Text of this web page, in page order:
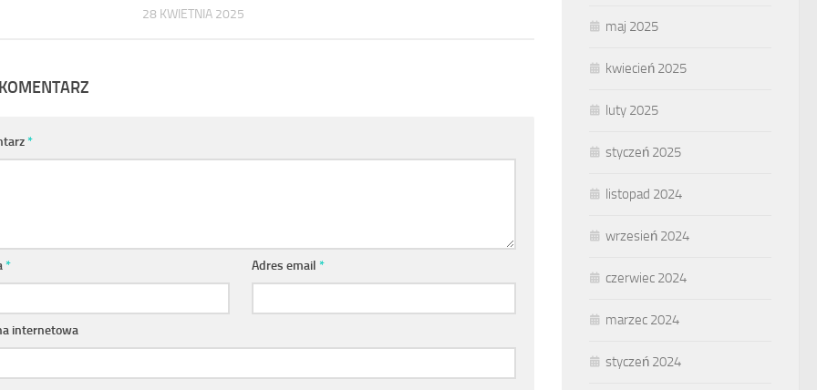
28 KWIETNIA 2025
*
* Adres email*
internetowa
maj 2025
kwiecień 2025
luty 2025
styczeń 2025
listopad 2024
wrzesień 2024
czerwiec 2024
marzec 2024
styczeń 2024